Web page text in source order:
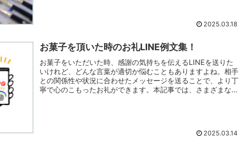
2025.03.18
お菓子を頂いた時のお礼LINE例文集！
お菓子をいただいた時、感謝の気持ちを伝えるLINEを送りた
いけれど、どんな言葉が適切か悩むこともありますよね。相手
との関係性や状況に合わせたメッセージを送ることで、より丁
寧で心のこもったお礼ができます。本記事では、さまざまなシ
2025.03.14